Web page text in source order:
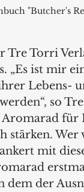
"Butcher's
Tre Torri
„Es ist mir
Lebens-
so
Aromarad für
stärken.
mit
dem der